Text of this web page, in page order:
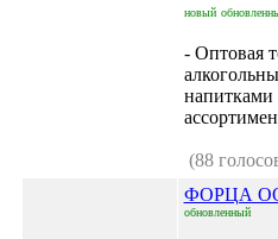
новый
- Оптовая
(88
ФОРЦА
обновленный